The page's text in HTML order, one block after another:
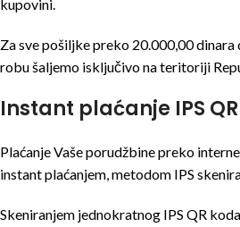
kupovini.
Za sve pošiljke preko 20.000,00 dinara
robu šaljemo isključivo na teritoriji
Instant plaćanje IPS
Plaćanje Vaše porudžbine preko
instant plaćanjem, metodom IPS
Skeniranjem jednokratnog IPS QR